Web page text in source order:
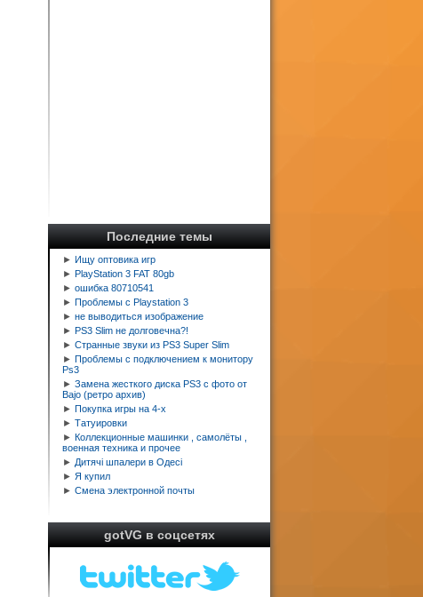
Последние темы
► Ищу оптовика игр
► PlayStation 3 FAT 80gb
► ошибка 80710541
► Проблемы с Playstation 3
► не выводиться изображение
► PS3 Slim не долговечна?!
► Странные звуки из PS3 Super Slim
► Проблемы с подключением к монитору
Ps3
► Замена жесткого диска PS3 с фото от
Bajo (ретро архив)
► Покупка игры на 4-х
► Татуировки
► Коллекционные машинки , самолёты ,
военная техника и прочее
► Дитячі шпалери в Одесі
► Я купил
► Смена электронной почты
gotVG в соцсетях